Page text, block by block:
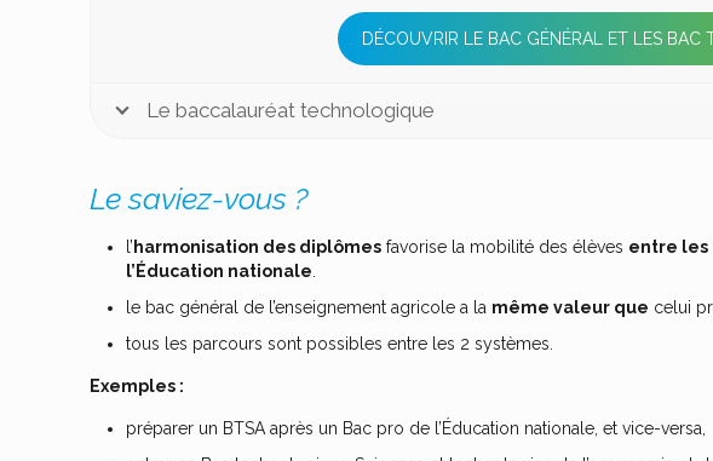
DÉCOUVRIR LE BAC GÉNÉRAL ET LES BAC
Le baccalauréat technologique
Le saviez-vous ?
l’ harmonisation des diplômes favorise la mobilité des élèves entre les
l’Éducation nationale
le bac général de l’enseignement agricole a la même valeur que celui
tous les parcours sont possibles entre les 2 systèmes.
Exemples :
préparer un BTSA après un Bac pro de l’Éducation nationale, et vice-versa,